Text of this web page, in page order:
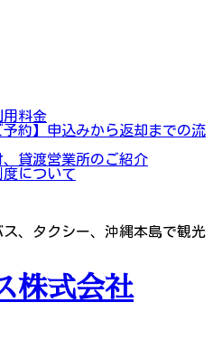
用料金
予約】申込みから返却までの流
、貸渡営業所のご紹介
について
、タクシー、沖縄本島で観光
株式会社